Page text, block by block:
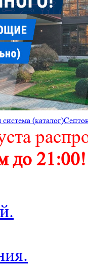
(каталог)
до